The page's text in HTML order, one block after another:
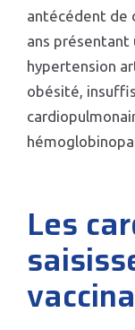
antécédent de
ans présentant
hypertension
obésité,
Les